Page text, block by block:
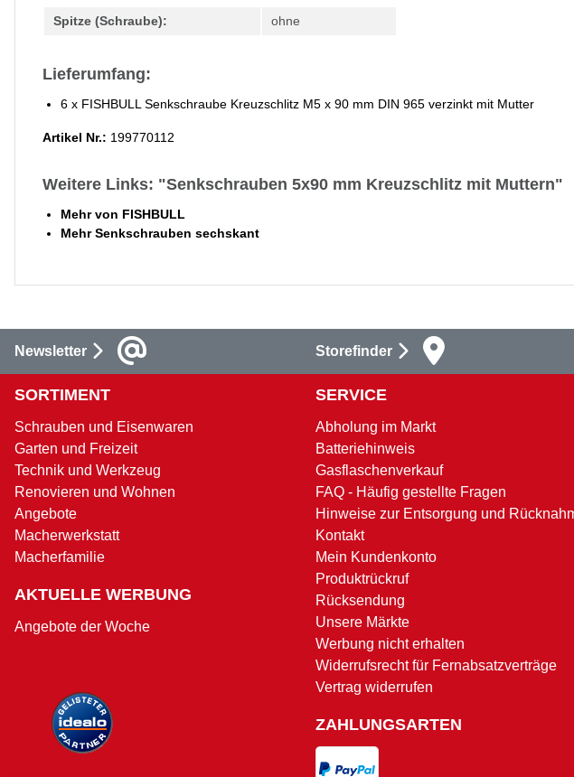
Spitze (Schraube): ohne
Lieferumfang:
6 x FISHBULL Senkschraube Kreuzschlitz M5 x 90 mm DIN 965 verzinkt mit Mutter
Artikel Nr.: 199770112
Weitere Links: "Senkschrauben 5x90 mm Kreuzschlitz mit Muttern"
Mehr von FISHBULL
Mehr Senkschrauben sechskant
Newsletter Storefinder
SORTIMENT
Schrauben und Eisenwaren
Garten und Freizeit
Technik und Werkzeug
Renovieren und Wohnen
Angebote
Macherwerkstatt
Macherfamilie
AKTUELLE WERBUNG
Angebote der Woche
SERVICE
Abholung im Markt
Batteriehinweis
Gasflaschenverkauf
FAQ - Häufig gestellte Fragen
Hinweise zur Entsorgung und
Kontakt
Mein Kundenkonto
Produktrückruf
Rücksendung
Unsere Märkte
Werbung nicht erhalten
Widerrufsrecht für Fernabsatzverträge
Vertrag widerrufen
ZAHLUNGSARTEN